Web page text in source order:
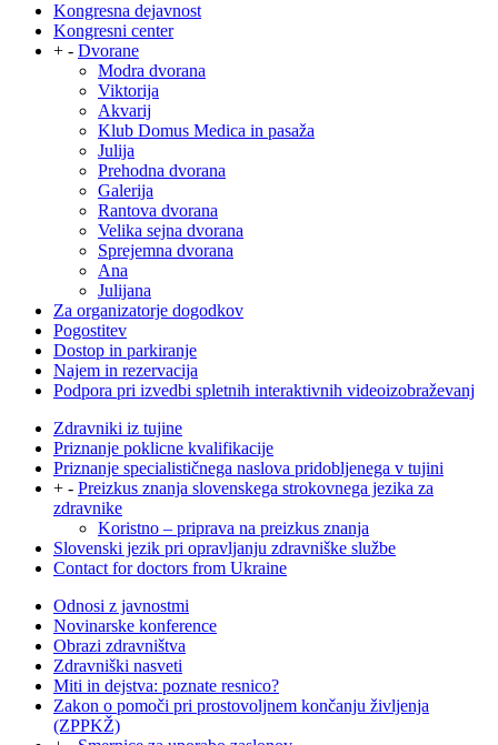
Kongresna dejavnost
Kongresni center
+ - Dvorane
Modra dvorana
Viktorija
Akvarij
Klub Domus Medica in pasaža
Julija
Prehodna dvorana
Galerija
Rantova dvorana
Velika sejna dvorana
Sprejemna dvorana
Ana
Julijana
Za organizatorje dogodkov
Pogostitev
Dostop in parkiranje
Najem in rezervacija
Podpora pri izvedbi spletnih interaktivnih videoizobraževanj
Zdravniki iz tujine
Priznanje poklicne kvalifikacije
Priznanje specialističnega naslova pridobljenega v tujini
+ - Preizkus znanja slovenskega strokovnega jezika za
zdravnike
Koristno – priprava na preizkus znanja
Slovenski jezik pri opravljanju zdravniške službe
Contact for doctors from Ukraine
Odnosi z javnostmi
Novinarske konference
Obrazi zdravništva
Zdravniški nasveti
Miti in dejstva: poznate resnico?
Zakon o pomoči pri prostovoljnem končanju življenja
(ZPPKŽ)